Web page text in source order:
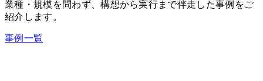
業種・規模を問わず、構想から実行まで伴走した事例をご
紹介します。
事例一覧